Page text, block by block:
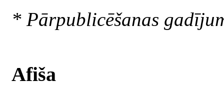
* Pārpublicēšanas
Afiša